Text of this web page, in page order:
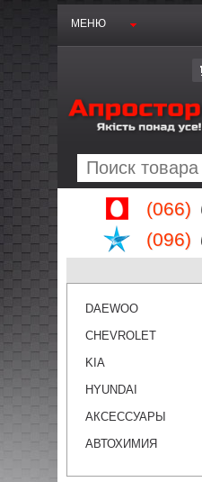
(066)
(096)
МЕНЮ
DAEWOO
CHEVROLET
KIA
HYUNDAI
АКСЕССУАРЫ
АВТОХИМИЯ